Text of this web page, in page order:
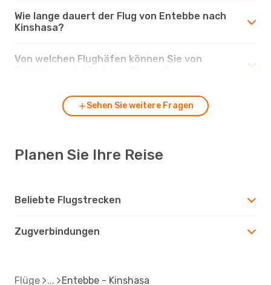
Wie lange dauert der Flug von Entebbe nach
Kinshasa?
Von welchen Flughäfen können Sie von
Sehen Sie weitere Fragen
Planen Sie Ihre Reise
Beliebte Flugstrecken
Zugverbindungen
Flüge Entebbe - Kinshasa